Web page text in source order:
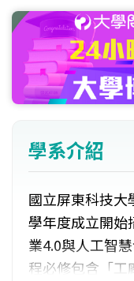
學系介紹
國立屏東科技大
學年度成立開始
業4.0與人工智
程必修包含「工